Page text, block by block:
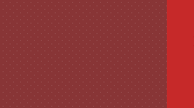
Vorherige